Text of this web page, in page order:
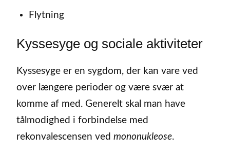
Flytning
Kyssesyge og sociale aktiviteter
Kyssesyge er en sygdom, der kan vare ved
over længere perioder og være svær at
komme af med. Generelt skal man have
tålmodighed i forbindelse med
rekonvalescensen ved mononukleose.